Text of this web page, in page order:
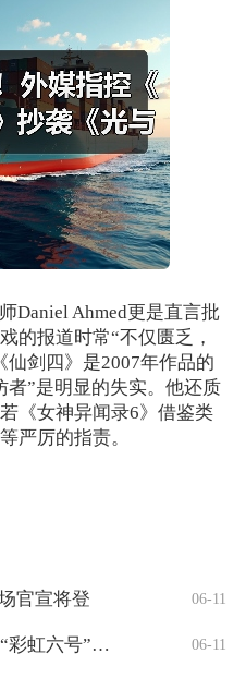
Ahmed更是直言批
的报道时常“不仅匮乏，
剑四》是2007年作品的
者”是明显的失实。他还质
《女神异闻录6》借鉴类
严厉的指责。
官宣将登 06-11
《德军总部》开发商正打造“彩虹六号”风格 06-11